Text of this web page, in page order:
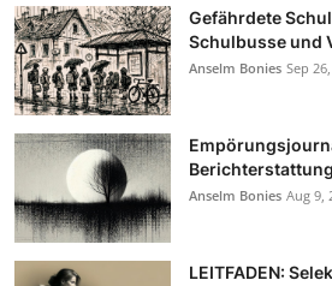
Gefährdete
Schulbusse und
Anselm Bonies Sep
Anselm Bonies Aug 9,
LEITFADEN: